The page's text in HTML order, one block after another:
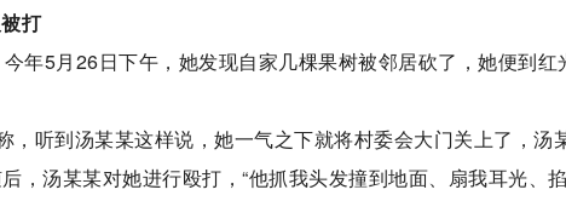
打
年5月26日下午，她发现自家几棵果树被邻居砍了，她便到红
，听到汤某某这样说，她一气之下就将村委会大门关上了，汤
，汤某某对她进行殴打，“他抓我头发撞到地面、扇我耳光、